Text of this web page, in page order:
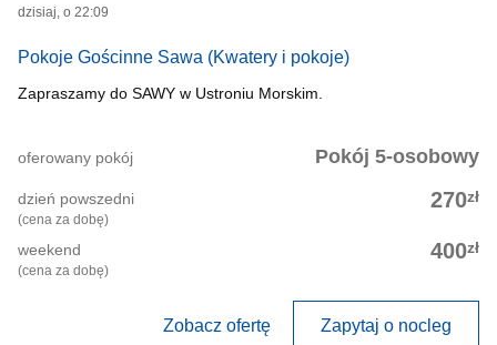
dzisiaj, o 22:09
Pokoje Gościnne Sawa (Kwatery i pokoje)
Zapraszamy do SAWY w Ustroniu Morskim.
Pokój 5-osobowy
oferowany pokój
270zł
dzień powszedni
(cena za dobę)
400zł
weekend
(cena za dobę)
Zobacz ofertę Zapytaj o nocleg